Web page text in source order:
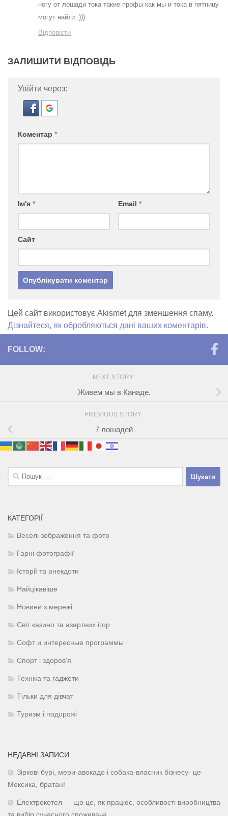
ногу от лошади тока такие профы как мы и тока в пятницу
могут найти :)))
Відповісти
ЗАЛИШИТИ ВІДПОВІДЬ
Увійти через:
Коментар *
Ім'я * Email *
Сайт
Цей сайт використовує Akismet для зменшення спаму.
Дізнайтеся, як обробляються дані ваших коментарів.
FOLLOW:
NEXT STORY
Живем мы в Канаде.
PREVIOUS STORY
7 лошадей
Пошук:
КАТЕГОРІЇ
Веселі зображення та фото
Гарні фотографії
Історії та анекдоти
Найцікавіше
Новини з мережі
Світ казино та азартних ігор
Софт и интересные программы
Спорт і здоров'я
Техніка та гаджети
Тільки для дівчат
Туризм і подорожі
НЕДАВНІ ЗАПИСИ
Зіркові бурі, мери-авокадо і собака-власник бізнесу- це
Мексика, братан!
Електрокотел — що це, як працює, особливості виробництва